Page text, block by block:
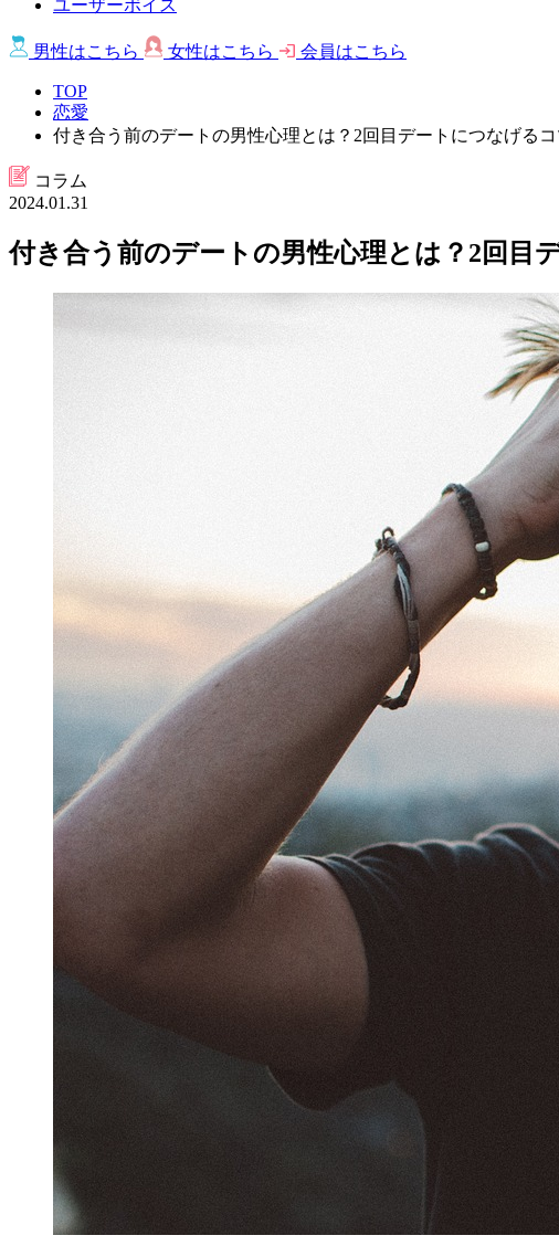
ユーザーボイス
男性はこちら 女性はこちら 会員はこちら
TOP
恋愛
付き合う前のデートの男性心理とは？2回目デートにつなげる
コラム
2024.01.31
付き合う前のデートの男性心理とは？2回目